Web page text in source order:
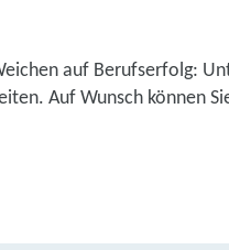
auf Berufserfolg:
Auf Wunsch können